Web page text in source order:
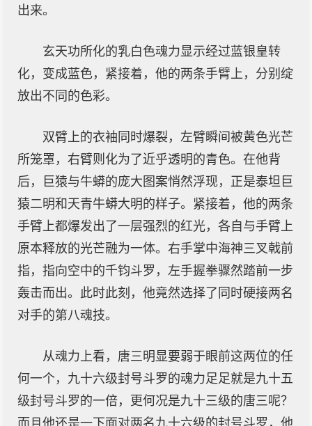
出来。
玄天功所化的乳白色魂力显示经过蓝银皇转
化，变成蓝色，紧接着，他的两条手臂上，分别绽
放出不同的色彩。
双臂上的衣袖同时爆裂，左臂瞬间被黄色光芒
所笼罩，右臂则化为了近乎透明的青色。在他背
后，巨猿与牛蟒的庞大图案悄然浮现，正是泰坦巨
猿二明和天青牛蟒大明的样子。紧接着，他的两条
手臂上都爆发出了一层强烈的红光，各自与手臂上
原本释放的光芒融为一体。右手掌中海神三叉戟前
指，指向空中的千钧斗罗，左手握拳骤然踏前一步
轰击而出。此时此刻，他竟然选择了同时硬接两名
对手的第八魂技。
从魂力上看，唐三明显要弱于眼前这两位的任
何一个，九十六级封号斗罗的魂力足足就是九十五
级封号斗罗的一倍，更何况是九十三级的唐三呢？
而且他还是一下面对两名九十六级的封号斗罗，他